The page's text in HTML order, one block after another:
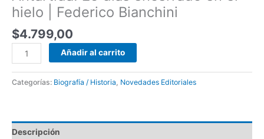
hielo | Federico Bianchini
$4.799,00
Añadir al carrito
Categorías: Biografía / Historia, Novedades Editoriales
Descripción